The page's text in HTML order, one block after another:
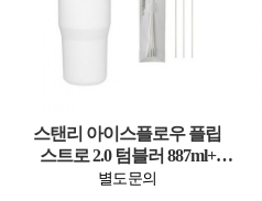
스탠리 아이스플로우 플립
스트로 2.0 텀블러 887ml+
빨대솔 3P
별도문의